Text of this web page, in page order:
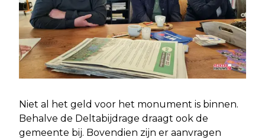
Niet al het geld voor het monument is binnen.
Behalve de Deltabijdrage draagt ook de
gemeente bij. Bovendien zijn er aanvragen